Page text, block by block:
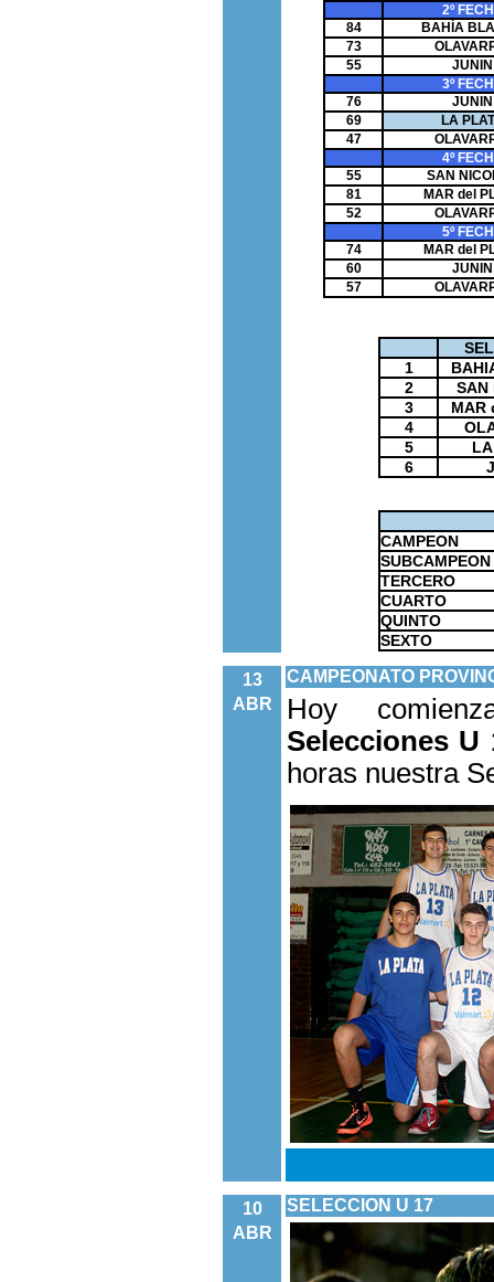
2º
84
BAHÍA
73
55
JUNIN
3º
76
JUNIN
69
LA
47
4º
55
SAN
81
MAR del
52
5º
74
MAR del
60
JUNIN
57
1
2
SAN
3
MAR
4
5
6
CAMPEON
SUBCAMPEON
TERCERO
CUARTO
QUINTO
SEXTO
13
ABR
CAMPEONATO
Hoy
Selecciones U
horas nuestra
10
ABR
SELECCION U 17